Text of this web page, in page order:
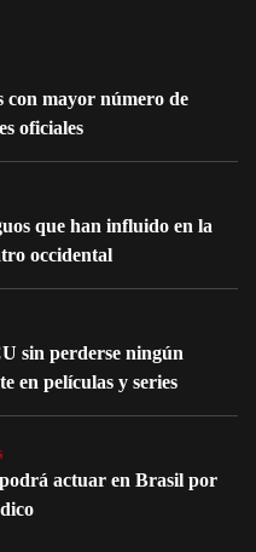
con mayor número de
oficiales
que han influido en la
occidental
sin perderse ningún
en películas y series
actuar en Brasil por